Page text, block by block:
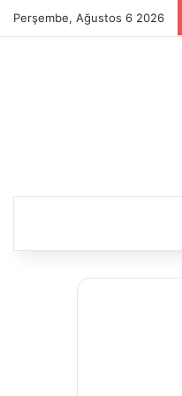
Perşembe, Ağustos 6 2026